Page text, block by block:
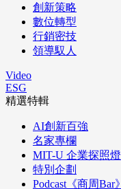
創新策略
數位轉型
行銷密技
領導馭人
Video
ESG
精選特輯
AI創新百強
名家專欄
MIT-U 企業探照燈
特別企劃
Podcast《商周Bar》